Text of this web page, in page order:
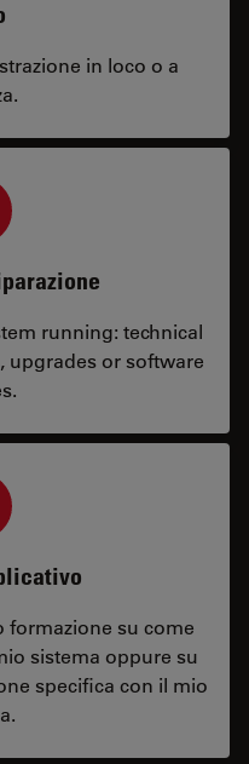
in loco o a
running: technical
upgrades or software
formazione su come
sistema oppure su
specifica con il mio